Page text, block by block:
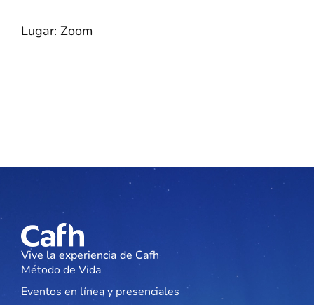
Lugar: Zoom
Vive la experiencia de Cafh
Método de Vida
Eventos en línea y presenciales